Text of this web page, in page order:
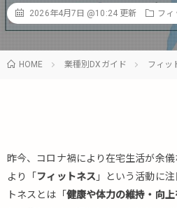
2026年4月7日 @10:24更新 フィ
HOME 業種別DXガイド フィッ
昨今、コロナ禍により在宅生活が余
より「 フィットネス 」という活動に
トネスとは「 健康や体力の維持・向上